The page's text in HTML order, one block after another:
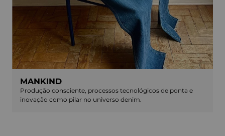
MANKIND
Produção consciente, processos tecnológicos de ponta e
inovação como pilar no universo denim.